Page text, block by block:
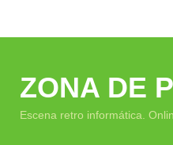
ZONA DE
Escena retro informática.